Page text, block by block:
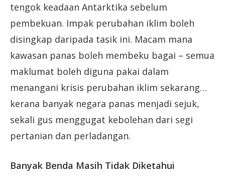
tengok keadaan Antarktika sebelum
pembekuan. Impak perubahan iklim boleh
disingkap daripada tasik ini. Macam mana
kawasan panas boleh membeku bagai – semua
maklumat boleh diguna pakai dalam
menangani krisis perubahan iklim sekarang…
kerana banyak negara panas menjadi sejuk,
sekali gus menggugat kebolehan dari segi
pertanian dan perladangan.
Banyak Benda Masih Tidak Diketahui